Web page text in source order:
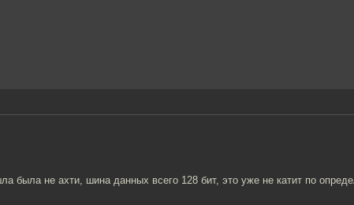
была не ахти, шина данных всего 128 бит, это уже не катит по